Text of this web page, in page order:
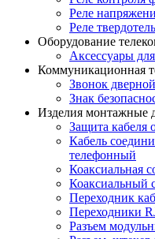
Реле
Реле
Оборудование
Аксессуары
Коммуникационная
Звонок дверной
Знак
Изделия монтажные
Защита кабеля
Кабель
телефонный
Коаксиальная
Коаксиальный
Переходник
Переходники
Разъем